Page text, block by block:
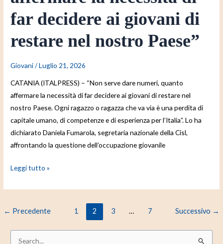
far decidere ai giovani di
restare nel nostro Paese”
Giovani/Luglio 21, 2026
CATANIA (ITALPRESS) – “Non serve dare numeri, quanto
affermare la necessità di far decidere ai giovani di restare nel
nostro Paese. Ogni ragazzo o ragazza che va via è una perdita di
capitale umano, di competenze e di esperienza per l’Italia”. Lo ha
dichiarato Daniela Fumarola, segretaria nazionale della Cisl,
affrontando la questione dell’occupazione giovanile
Leggi tutto »
← Precedente 1 2 3 … 7 Successivo →